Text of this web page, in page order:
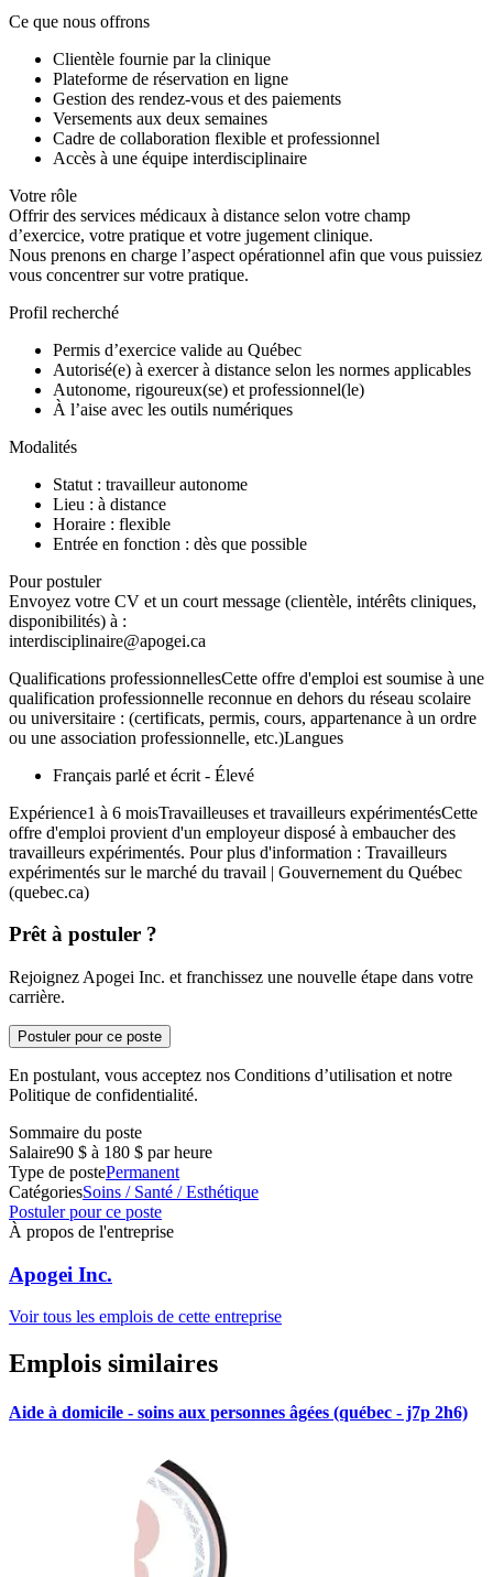
Ce que nous offrons
Clientèle fournie par la clinique
Plateforme de réservation en ligne
Gestion des rendez-vous et des paiements
Versements aux deux semaines
Cadre de collaboration flexible et professionnel
Accès à une équipe interdisciplinaire
Votre rôle
Offrir des services médicaux à distance selon votre champ
d’exercice, votre pratique et votre jugement clinique.
Nous prenons en charge l’aspect opérationnel afin que vous puissiez
vous concentrer sur votre pratique.
Profil recherché
Permis d’exercice valide au Québec
Autorisé(e) à exercer à distance selon les normes applicables
Autonome, rigoureux(se) et professionnel(le)
À l’aise avec les outils numériques
Modalités
Statut : travailleur autonome
Lieu : à distance
Horaire : flexible
Entrée en fonction : dès que possible
Pour postuler
Envoyez votre CV et un court message (clientèle, intérêts cliniques,
disponibilités) à :
interdisciplinaire@apogei.ca
Qualifications professionnellesCette offre d'emploi est soumise à une
qualification professionnelle reconnue en dehors du réseau scolaire
ou universitaire : (certificats, permis, cours, appartenance à un ordre
ou une association professionnelle, etc.)Langues
Français parlé et écrit - Élevé
Expérience1 à 6 moisTravailleuses et travailleurs expérimentésCette
offre d'emploi provient d'un employeur disposé à embaucher des
travailleurs expérimentés. Pour plus d'information : Travailleurs
expérimentés sur le marché du travail | Gouvernement du Québec
(quebec.ca)
Prêt à postuler ?
Rejoignez Apogei Inc. et franchissez une nouvelle étape dans votre
carrière.
Postuler pour ce poste
En postulant, vous acceptez nos Conditions d’utilisation et notre
Politique de confidentialité.
Sommaire du poste
Salaire90 $ à 180 $ par heure
Type de postePermanent
CatégoriesSoins / Santé / Esthétique
Postuler pour ce poste
À propos de l'entreprise
Apogei Inc.
Voir tous les emplois de cette entreprise
Emplois similaires
Aide à domicile - soins aux personnes âgées (québec - j7p 2h6)